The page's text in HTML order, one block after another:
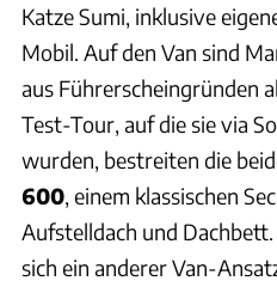
Katze Sumi, inklusive
Mobil. Auf den Van sind
aus Führerscheingründen
Test-Tour, auf die sie via
wurden, bestreiten die
600, einem klassischen
Aufstelldach und
sich ein anderer Van-